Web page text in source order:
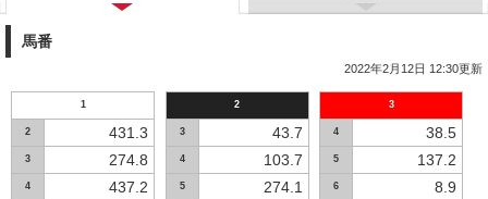
馬番
2022年2月12日 12:30更新
1
2 431.3
3 274.8
4 437.2
2
3 43.7
4 103.7
5 274.1
3
4 38.5
5 137.2
6 8.9